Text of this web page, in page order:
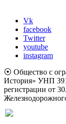
Vk
facebook
Twitter
youtube
instagram
⦿ Общество с
История» УНП
регистрации от